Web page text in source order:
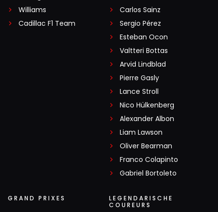
Williams
Cadillac F1 Team
Carlos Sainz
Sergio Pérez
Esteban Ocon
Valtteri Bottas
Arvid Lindblad
Pierre Gasly
Lance Stroll
Nico Hülkenberg
Alexander Albon
Liam Lawson
Oliver Bearman
Franco Colapinto
Gabriel Bortoleto
GRAND PRIXES
LEGENDARISCHE
COUREURS